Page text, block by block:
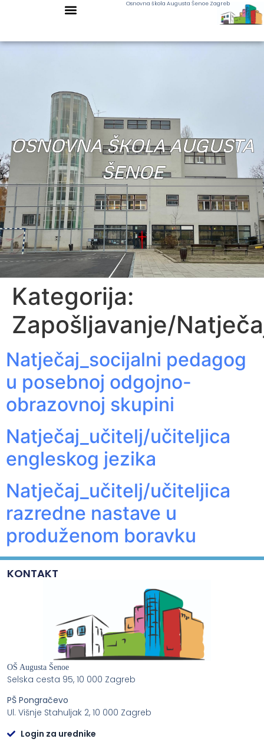
Osnovna škola Augusta Šenoe Zagreb
OSNOVNA ŠKOLA AUGUSTA
ŠENOE
Kategorija:
Zapošljavanje/
Natječaj_socijalni pedagog
u posebnoj odgojno-
obrazovnoj skupini
Natječaj_učitelj/učiteljica
engleskog jezika
Natječaj_učitelj/učiteljica
razredne nastave u
produženom boravku
KONTAKT
OŠ Augusta Šenoe
Selska cesta 95, 10 000 Zagreb
PŠ Pongračevo
Ul. Višnje Stahuljak 2, 10 000 Zagreb
Login za urednike